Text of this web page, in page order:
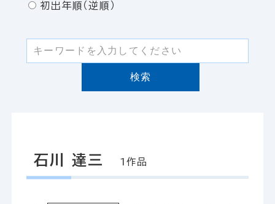
初出年順（逆順）
検索
石川 達三 1作品